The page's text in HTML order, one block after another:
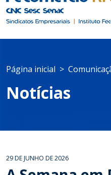
Página inicial
Notícias
29 DE JUNHO DE 2026